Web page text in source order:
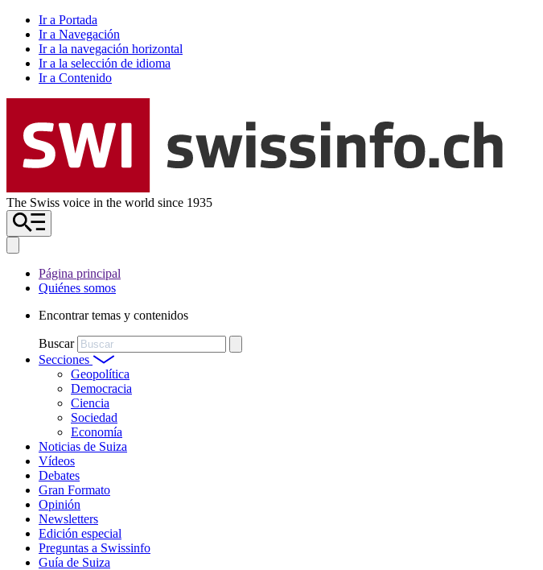
Ir a Portada
Ir a Navegación
Ir a la navegación horizontal
Ir a la selección de idioma
Ir a Contenido
The Swiss voice in the world since 1935
Página principal
Quiénes somos
Encontrar temas y contenidos
Buscar
Secciones
Geopolítica
Democracia
Ciencia
Sociedad
Economía
Noticias de Suiza
Vídeos
Debates
Gran Formato
Opinión
Newsletters
Edición especial
Preguntas a Swissinfo
Guía de Suiza